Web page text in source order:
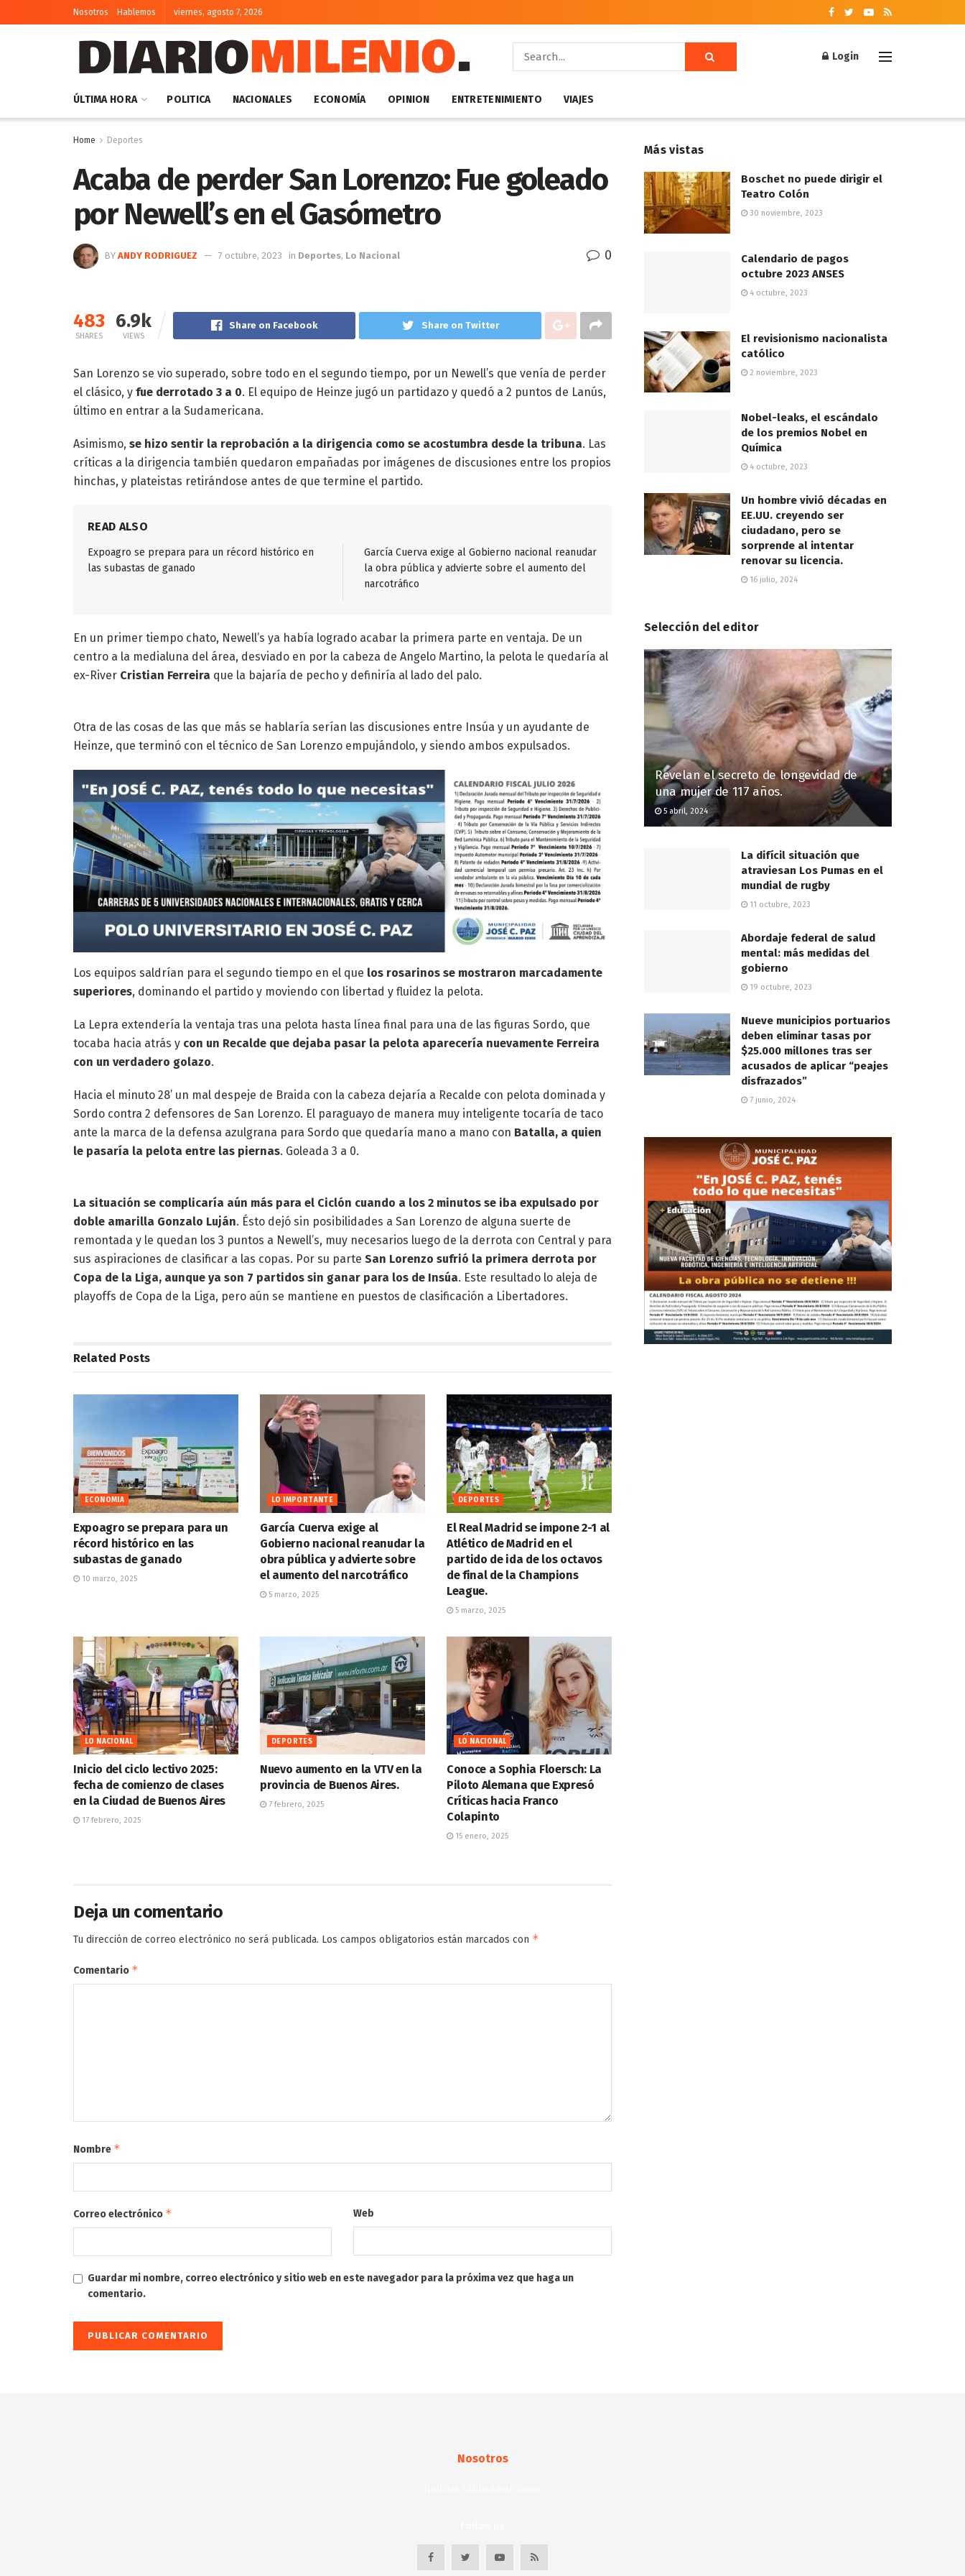
Nosotros Hablemos viernes, agosto 7, 2026
Login
ÚLTIMA HORA POLITICA NACIONALES ECONOMÍA OPINION ENTRETENIMIENTO VIAJES
Home Deportes
Acaba de perder San Lorenzo: Fue goleado
por Newell’s en el Gasómetro
BY ANDY RODRIGUEZ 7 octubre, 2023 in Deportes, Lo Nacional 0
483
SHARES
6.9k
VIEWS
Share on Facebook Share on Twitter
San Lorenzo se vio superado, sobre todo en el segundo tiempo, por un Newell’s que venía de perder
el clásico, y fue derrotado 3 a 0. El equipo de Heinze jugó un partidazo y quedó a 2 puntos de Lanús,
último en entrar a la Sudamericana.
Asimismo, se hizo sentir la reprobación a la dirigencia como se acostumbra desde la tribuna. Las
críticas a la dirigencia también quedaron empañadas por imágenes de discusiones entre los propios
hinchas, y plateistas retirándose antes de que termine el partido.
READ ALSO
Expoagro se prepara para un récord histórico en
las subastas de ganado
García Cuerva exige al Gobierno nacional reanudar
la obra pública y advierte sobre el aumento del
narcotráfico
En un primer tiempo chato, Newell’s ya había logrado acabar la primera parte en ventaja. De un
centro a la medialuna del área, desviado en por la cabeza de Angelo Martino, la pelota le quedaría al
ex-River Cristian Ferreira que la bajaría de pecho y definiría al lado del palo.
Otra de las cosas de las que más se hablaría serían las discusiones entre Insúa y un ayudante de
Heinze, que terminó con el técnico de San Lorenzo empujándolo, y siendo ambos expulsados.
Los equipos saldrían para el segundo tiempo en el que los rosarinos se mostraron marcadamente
superiores, dominando el partido y moviendo con libertad y fluidez la pelota.
La Lepra extendería la ventaja tras una pelota hasta línea final para una de las figuras Sordo, que
tocaba hacia atrás y con un Recalde que dejaba pasar la pelota aparecería nuevamente Ferreira
con un verdadero golazo.
Hacia el minuto 28’ un mal despeje de Braida con la cabeza dejaría a Recalde con pelota dominada y
Sordo contra 2 defensores de San Lorenzo. El paraguayo de manera muy inteligente tocaría de taco
ante la marca de la defensa azulgrana para Sordo que quedaría mano a mano con Batalla, a quien
le pasaría la pelota entre las piernas. Goleada 3 a 0.
La situación se complicaría aún más para el Ciclón cuando a los 2 minutos se iba expulsado por
doble amarilla Gonzalo Luján. Ésto dejó sin posibilidades a San Lorenzo de alguna suerte de
remontada y le quedan los 3 puntos a Newell’s, muy necesarios luego de la derrota con Central y para
sus aspiraciones de clasificar a las copas. Por su parte San Lorenzo sufrió la primera derrota por
Copa de la Liga, aunque ya son 7 partidos sin ganar para los de Insúa. Este resultado lo aleja de
playoffs de Copa de la Liga, pero aún se mantiene en puestos de clasificación a Libertadores.
Related Posts
ECONOMIA
Expoagro se prepara para un
récord histórico en las
subastas de ganado
10 marzo, 2025
LO IMPORTANTE
García Cuerva exige al
Gobierno nacional reanudar la
obra pública y advierte sobre
el aumento del narcotráfico
5 marzo, 2025
DEPORTES
El Real Madrid se impone 2-1 al
Atlético de Madrid en el
partido de ida de los octavos
de final de la Champions
League.
5 marzo, 2025
LO NACIONAL
Inicio del ciclo lectivo 2025:
fecha de comienzo de clases
en la Ciudad de Buenos Aires
17 febrero, 2025
DEPORTES
Nuevo aumento en la VTV en la
provincia de Buenos Aires.
7 febrero, 2025
LO NACIONAL
Conoce a Sophia Floersch: La
Piloto Alemana que Expresó
Críticas hacia Franco
Colapinto
15 enero, 2025
Deja un comentario
Tu dirección de correo electrónico no será publicada. Los campos obligatorios están marcados con *
Comentario *
Nombre *
Correo electrónico * Web
Guardar mi nombre, correo electrónico y sitio web en este navegador para la próxima vez que haga un
comentario.
Más vistas
Boschet no puede dirigir el
Teatro Colón
30 noviembre, 2023
Calendario de pagos
octubre 2023 ANSES
4 octubre, 2023
El revisionismo nacionalista
católico
2 noviembre, 2023
Nobel-leaks, el escándalo
de los premios Nobel en
Química
4 octubre, 2023
Un hombre vivió décadas en
EE.UU. creyendo ser
ciudadano, pero se
sorprende al intentar
renovar su licencia.
16 julio, 2024
Selección del editor
Revelan el secreto de longevidad de
una mujer de 117 años.
5 abril, 2024
La difícil situación que
atraviesan Los Pumas en el
mundial de rugby
11 octubre, 2023
Abordaje federal de salud
mental: más medidas del
gobierno
19 octubre, 2023
Nueve municipios portuarios
deben eliminar tasas por
$25.000 millones tras ser
acusados de aplicar “peajes
disfrazados”
7 junio, 2024
Nosotros